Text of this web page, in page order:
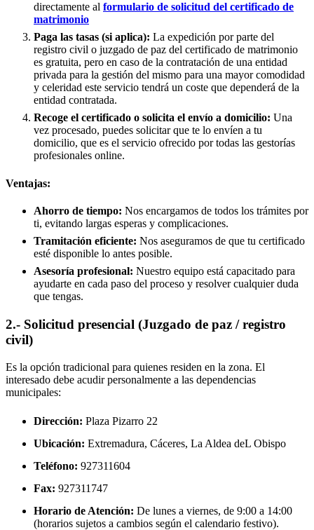
directamente al formulario de solicitud del certificado de
matrimonio
Paga las tasas (si aplica): La expedición por parte del
registro civil o juzgado de paz del certificado de matrimonio
es gratuita, pero en caso de la contratación de una entidad
privada para la gestión del mismo para una mayor comodidad
y celeridad este servicio tendrá un coste que dependerá de la
entidad contratada.
Recoge el certificado o solicita el envío a domicilio: Una
vez procesado, puedes solicitar que te lo envíen a tu
domicilio, que es el servicio ofrecido por todas las gestorías
profesionales online.
Ventajas:
Ahorro de tiempo: Nos encargamos de todos los trámites por
ti, evitando largas esperas y complicaciones.
Tramitación eficiente: Nos aseguramos de que tu certificado
esté disponible lo antes posible.
Asesoría profesional: Nuestro equipo está capacitado para
ayudarte en cada paso del proceso y resolver cualquier duda
que tengas.
2.- Solicitud presencial (Juzgado de paz / registro
civil)
Es la opción tradicional para quienes residen en la zona. El
interesado debe acudir personalmente a las dependencias
municipales:
Dirección: Plaza Pizarro 22
Ubicación: Extremadura, Cáceres, La Aldea deL Obispo
Teléfono: 927311604
Fax: 927311747
Horario de Atención: De lunes a viernes, de 9:00 a 14:00
(horarios sujetos a cambios según el calendario festivo).